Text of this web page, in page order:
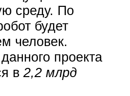
среду. По
будет
человек.
проекта
в 2,2 млрд